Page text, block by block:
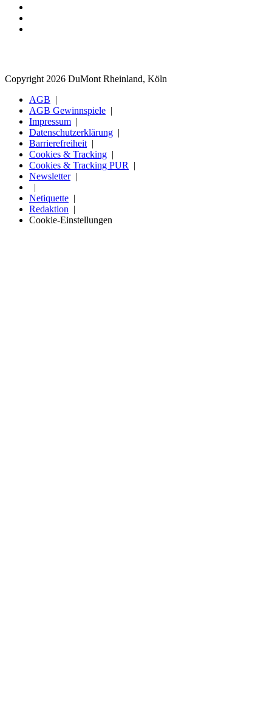
Copyright 2026 DuMont Rheinland, Köln
AGB
AGB Gewinnspiele
Impressum
Datenschutzerklärung
Barrierefreiheit
Cookies & Tracking
Cookies & Tracking PUR
Newsletter
Netiquette
Redaktion
Cookie-Einstellungen